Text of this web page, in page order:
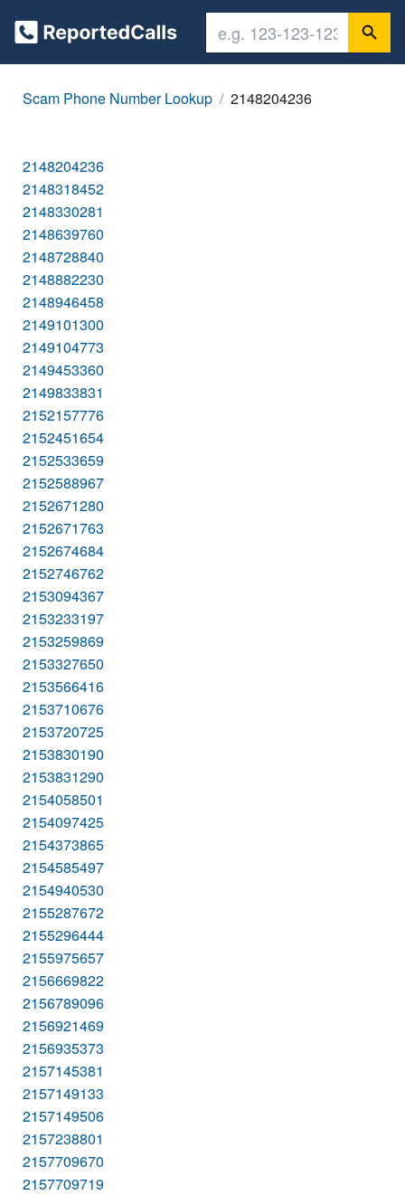
Scam Phone Number Lookup 2148204236
2148204236
2148318452
2148330281
2148639760
2148728840
2148882230
2148946458
2149101300
2149104773
2149453360
2149833831
2152157776
2152451654
2152533659
2152588967
2152671280
2152671763
2152674684
2152746762
2153094367
2153233197
2153259869
2153327650
2153566416
2153710676
2153720725
2153830190
2153831290
2154058501
2154097425
2154373865
2154585497
2154940530
2155287672
2155296444
2155975657
2156669822
2156789096
2156921469
2156935373
2157145381
2157149133
2157149506
2157238801
2157709670
2157709719